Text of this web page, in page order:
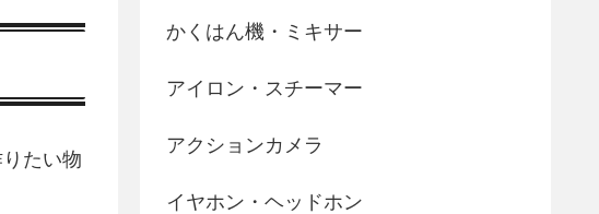
たい物
かくはん機・ミキサー
アイロン・スチーマー
アクションカメラ
イヤホン・ヘッドホン